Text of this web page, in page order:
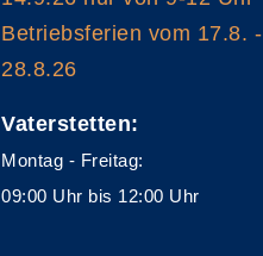
Betriebsferien vom 17.8. -
28.8.26
Vaterstetten:
Montag - Freitag:
09:00 Uhr bis 12:00 Uhr